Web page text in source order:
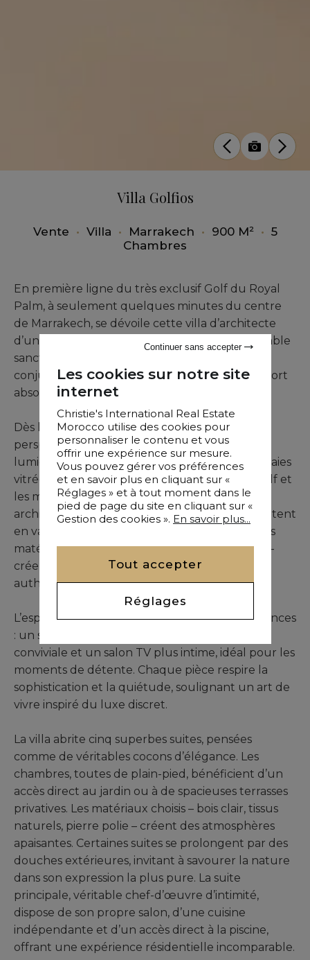
Villa Golfios
Vente • Villa • Marrakech • 900 M² • 5
Chambres
En première ligne du très exclusif Golf du Royal
Palm, à seulement quelques minutes du centre
de Marrakech, se dévoile cette villa d’architecte
d’une rare élégance. Conçue comme un véritable
sanctuaire de sérénité et de raffinement, elle
conjugue avec brio design contemporain, confort
absolu et cadre naturel d’exception.
Dès les premiers pas, la magie opère. Les
perspectives s’ouvrent sur un vaste salon à la
lumière changeante, rythmé par de grandes baies
vitrées offrant une vue panoramique sur le golf et
les majestueux sommets de l’Atlas. Les lignes
architecturales, épurées et harmonieuses, mettent
en valeur la fluidité des volumes, tandis que les
matériaux nobles – pierre, bois, verre et métal –
créent un dialogue subtil entre modernité et
authenticité.
L’espace de vie se compose de plusieurs ambiances
: un salon principal raffiné, une salle à manger
conviviale et un salon TV plus intime, idéal pour les
moments de détente. Chaque pièce respire la
sophistication et la quiétude, soulignant un art de
vivre inspiré du luxe discret.
La villa abrite cinq superbes suites, pensées
comme de véritables cocons d’élégance. Les
chambres, toutes de plain-pied, bénéficient d’un
accès direct au jardin ou à de spacieuses terrasses
privatives. Les matériaux choisis – bois clair, tissus
naturels, pierre polie – créent des atmosphères
apaisantes. Certaines suites se prolongent par des
douches extérieures, invitant à savourer la nature
dans son expression la plus pure. La suite
principale, véritable chef-d’œuvre d’intimité,
dispose de son propre salon, d’une cuisine
indépendante et d’un accès direct à la piscine,
offrant une expérience résidentielle incomparable.
Les cookies sur notre site
internet
Christie's International Real Estate
Morocco utilise des cookies pour
personnaliser le contenu et vous
offrir une expérience sur mesure.
Vous pouvez gérer vos préférences
et en savoir plus en cliquant sur «
Réglages » et à tout moment dans le
pied de page du site en cliquant sur «
Gestion des cookies ». En savoir plus...
Tout accepter
Réglages
Continuer sans accepter